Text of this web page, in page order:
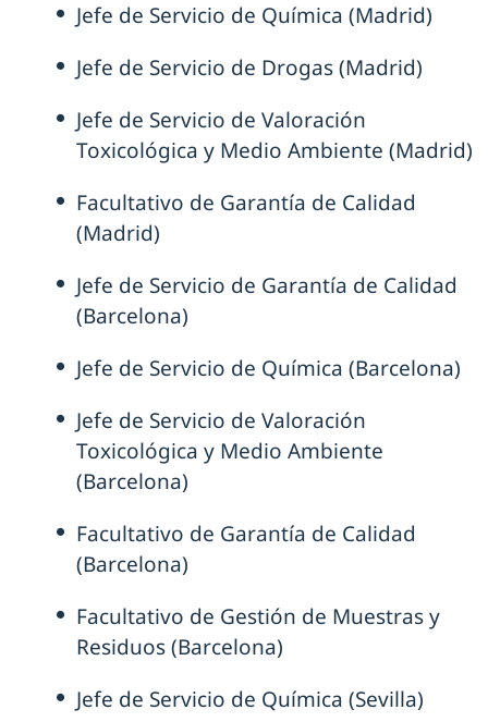
Jefe de Servicio de Química (Madrid)
Jefe de Servicio de Drogas (Madrid)
Jefe de Servicio de Valoración
Toxicológica y Medio Ambiente (Madrid)
Facultativo de Garantía de Calidad
(Madrid)
Jefe de Servicio de Garantía de Calidad
(Barcelona)
Jefe de Servicio de Química (Barcelona)
Jefe de Servicio de Valoración
Toxicológica y Medio Ambiente
(Barcelona)
Facultativo de Garantía de Calidad
(Barcelona)
Facultativo de Gestión de Muestras y
Residuos (Barcelona)
Jefe de Servicio de Química (Sevilla)